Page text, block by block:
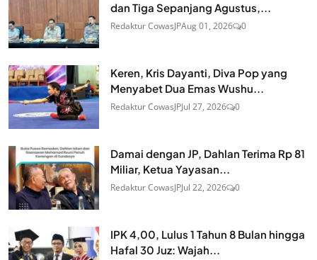
dan Tiga Sepanjang Agustus,...
Redaktur CowasJPAug 01, 2026 0
Keren, Kris Dayanti, Diva Pop yang
Menyabet Dua Emas Wushu...
Redaktur CowasJPJul 27, 2026 0
Damai dengan JP, Dahlan Terima Rp 81
Miliar, Ketua Yayasan...
Redaktur CowasJPJul 22, 2026 0
IPK 4,00, Lulus 1 Tahun 8 Bulan hingga
Hafal 30 Juz: Wajah...